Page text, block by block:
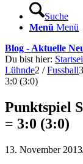
Suche
Menü Menü
Blog - Aktuelle
Du bist hier:
Lühnde2 / Fussball3
3:0 (3:0)
Punktspiel
= 3:0 (3:0)
13. November 2013